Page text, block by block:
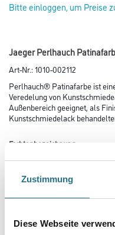
Zustimmung
Diese Webseite
Bitte einloggen, um Preise
Jaeger Perlhauch
Art-Nr.:1010-002112
Perlhauch® Patinafarbe ist
Veredelung von
Außenbereich geeignet, als
Kunstschmiedelack
Farbtonbezeichnung